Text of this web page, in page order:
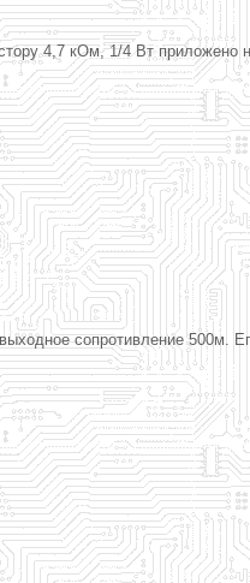
4,7 кОм, 1/4 Вт приложено
сопротивление 500м.